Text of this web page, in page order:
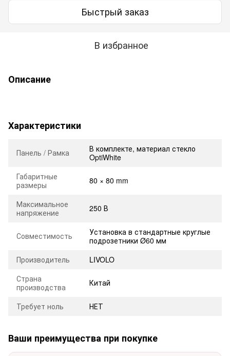
Быстрый заказ
В избранное
Описание
Характеристики
Панель / Рамка
В комплекте, материал стекло
OptiWhite
Габаритные
размеры
80 × 80 mm
Максимальное
напряжение
250 В
Совместимость
Установка в стандартные круглые
подрозетники Ø60 мм
Производитель
LIVOLO
Страна
производства
Китай
Требует ноль НЕТ
Ваши преимущества при покупке